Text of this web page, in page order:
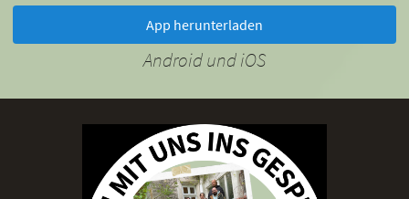
App herunterladen
Android und iOS